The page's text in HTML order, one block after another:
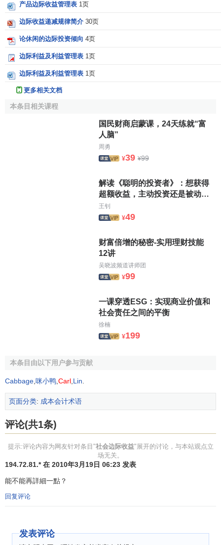
产品边际收益管理表 1页
边际收益递减规律简介 30页
论休闲的边际投资倾向 4页
边际利益及利益管理表 1页
边际利益及利益管理表 1页
更多相关文档
本条目相关课程
国民财商启蒙课，24天练就“富
人脑”
周勇
¥39 ¥99
解读《聪明的投资者》：想获得
超额收益，主动投资还是被动投
资更好？
王钊
¥49
财富倍增的秘密-实用理财技能
12讲
吴晓波频道讲师团
¥99
一课穿透ESG：实现商业价值和
社会责任之间的平衡
徐楠
¥199
本条目由以下用户参与贡献
Cabbage 咪小鸭 Carl Lin
页面分类: 成本会计术语
评论(共1条)
提示:评论内容为网友针对条目"社会边际收益"展开的讨论，与本站观点立
场无关。
194.72.81.* 在 2010年3月19日 06:23 发表
能不能再詳細一點？
回复评论
发表评论